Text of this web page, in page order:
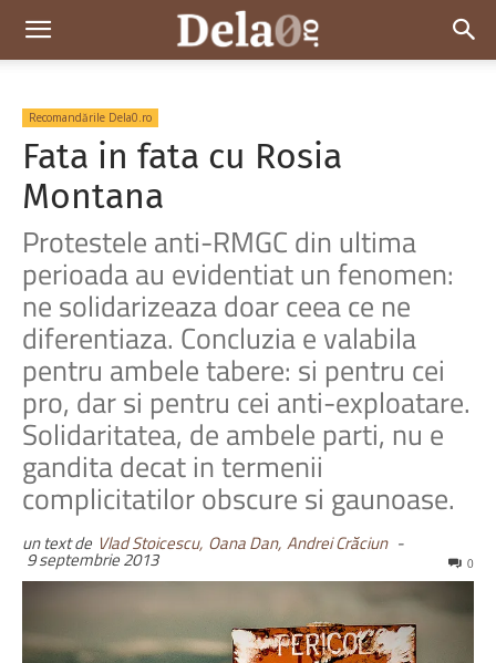
Dela0
Recomandările Dela0.ro
Fata in fata cu Rosia
Montana
Protestele anti-RMGC din ultima
perioada au evidentiat un fenomen:
ne solidarizeaza doar ceea ce ne
diferentiaza. Concluzia e valabila
pentru ambele tabere: si pentru cei
pro, dar si pentru cei anti-exploatare.
Solidaritatea, de ambele parti, nu e
gandita decat in termenii
complicitatilor obscure si gaunoase.
un text de Vlad Stoicescu, Oana Dan, Andrei Crăciun -
9 septembrie 2013 0